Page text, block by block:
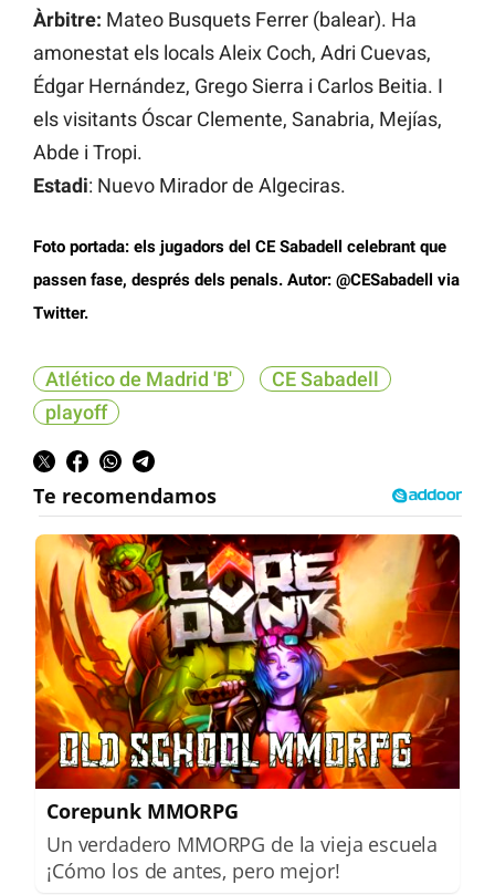
Àrbitre: Mateo Busquets Ferrer (balear). Ha
amonestat els locals Aleix Coch, Adri Cuevas,
Édgar Hernández, Grego Sierra i Carlos Beitia. I
els visitants Óscar Clemente, Sanabria, Mejías,
Abde i Tropi.
Estadi: Nuevo Mirador de Algeciras.
Foto portada: els jugadors del CE Sabadell celebrant que
passen fase, després dels penals. Autor: @CESabadell via
Twitter.
Atlético de Madrid 'B'
CE Sabadell
playoff
Corepunk MMORPG
Un verdadero MMORPG de la vieja escuela
¡Cómo los de antes, pero mejor!